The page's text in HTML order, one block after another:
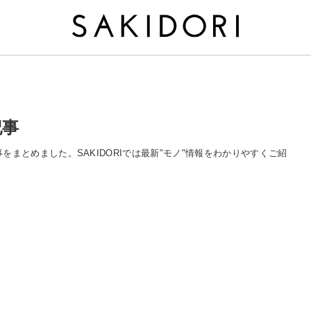
まとめました。SAKIDORIでは最新"モノ"情報をわかりやすくご紹